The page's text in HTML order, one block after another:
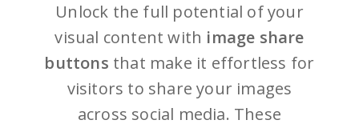
Unlock the full potential of your
visual content with image share
buttons that make it effortless for
visitors to share your images
across social media. These